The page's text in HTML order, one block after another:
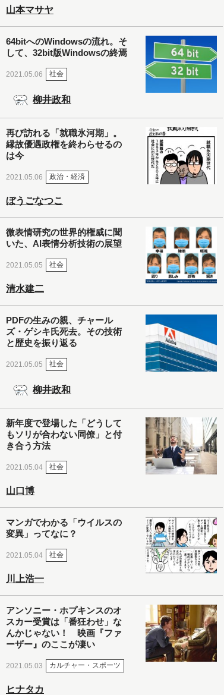
山本マサヤ
64bitへのWindowsの流れ。そ
して、32bit版Windowsの終焉
2021.05.06 社会
柳井政和
再び訪れる「就職氷河期」。
縁故優遇政権を終わらせるの
は今
2021.05.06 政治・経済
ぼうごなつこ
微表情研究の世界的権威に聞
いた、AI表情分析技術の展望
2021.05.05 社会
清水建二
PDFの生みの親、チャール
ズ・ゲシキ氏死去。その技術
と歴史を振り返る
2021.05.05 社会
柳井政和
新年度で登場した「どうして
もソリが合わない同僚」と付
き合う方法
2021.05.04 社会
山口博
マンガでわかる「ウイルスの
変異」ってなに？
2021.05.04 社会
川上浩一
アンソニー・ホプキンスのオ
スカー受賞は「番狂わせ」な
んかじゃない！ 映画『ファ
ーザー』のここが凄い
2021.05.03 カルチャー・スポーツ
ヒナタカ